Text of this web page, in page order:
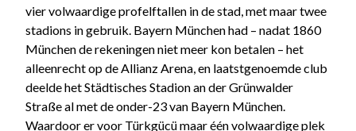
vier volwaardige profelftallen in de stad, met maar twee
stadions in gebruik. Bayern München had – nadat 1860
München de rekeningen niet meer kon betalen – het
alleenrecht op de Allianz Arena, en laatstgenoemde club
deelde het Städtisches Stadion an der Grünwalder
Straße al met de onder-23 van Bayern München.
Waardoor er voor Türkgücü maar één volwaardige plek